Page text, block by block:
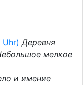
Uhr)Деревня
мелкое
и имение